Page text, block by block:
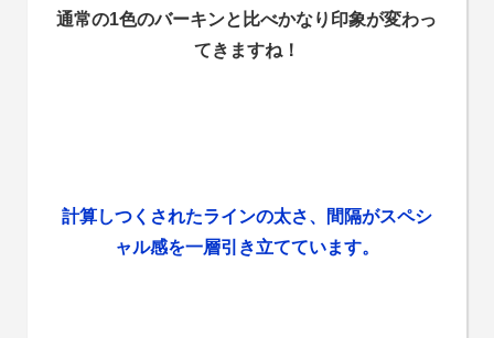
通常の1色のバーキンと比べかなり印象が変わっ
てきますね！
計算しつくされたラインの太さ、間隔がスペシ
ャル感を一層引き立てています。